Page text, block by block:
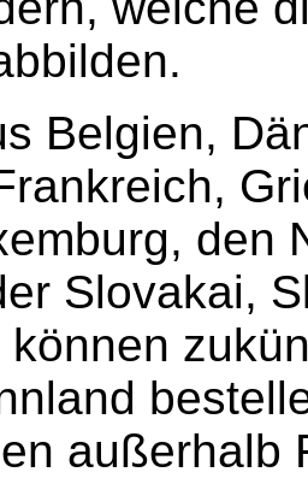
Belgien,
den
Slovakai,
können
außerhalb